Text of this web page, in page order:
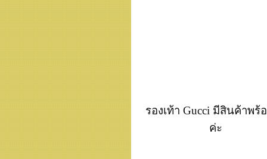
รองเท้า Gucci มีสินค้าพร้
ค่ะ